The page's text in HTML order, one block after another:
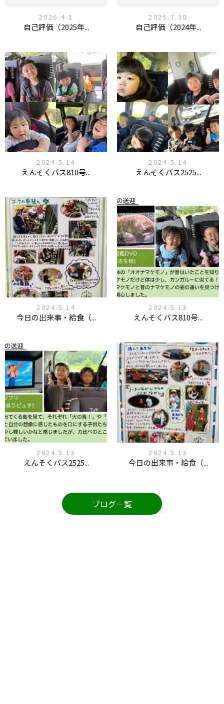
2026.4.1
自己評価（2025年...
2025.7.30
自己評価（2024年...
2024.5.14
えんそくバス810号...
2024.5.14
えんそくバス2525...
2024.5.14
今日の出来事・給食（...
2024.5.13
えんそくバス810号...
2024.5.13
えんそくバス2525...
2024.5.13
今日の出来事・給食（...
ブログ一覧